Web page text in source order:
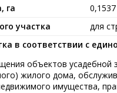
га
0,1537
участка
для
в соответствии с
объектов усадебной
жилого дома,
имущества,